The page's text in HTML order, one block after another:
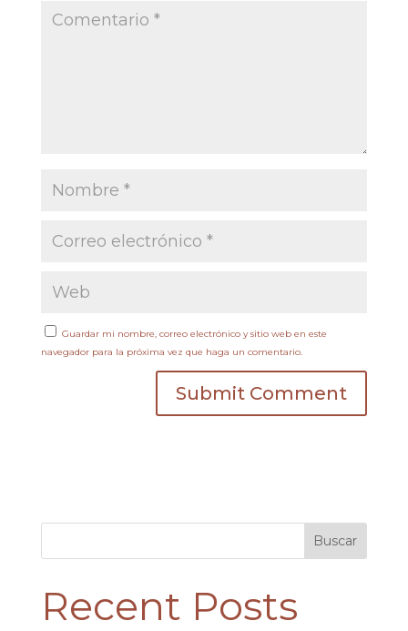
Guardar mi nombre, correo electrónico y sitio web en este
navegador para la próxima vez que haga un comentario.
Buscar
Recent Posts